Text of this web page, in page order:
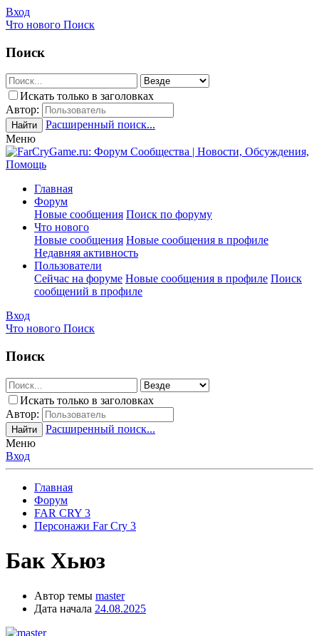
Вход
Что нового Поиск
Поиск
Искать только в заголовках
Автор:
Найти
Расширенный поиск...
Меню
Главная
Форум
Новые сообщения Поиск по форуму
Что нового
Новые сообщения Новые сообщения в профиле
Недавняя активность
Пользователи
Сейчас на форуме Новые сообщения в профиле Поиск
сообщений в профиле
Вход
Что нового Поиск
Поиск
Искать только в заголовках
Автор:
Найти
Расширенный поиск...
Меню
Вход
Главная
Форум
FAR CRY 3
Персонажи Far Cry 3
Бак Хьюз
Автор темы master
Дата начала 24.08.2025